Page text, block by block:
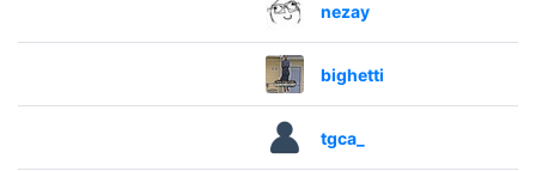
nezay
bighetti
tgca_